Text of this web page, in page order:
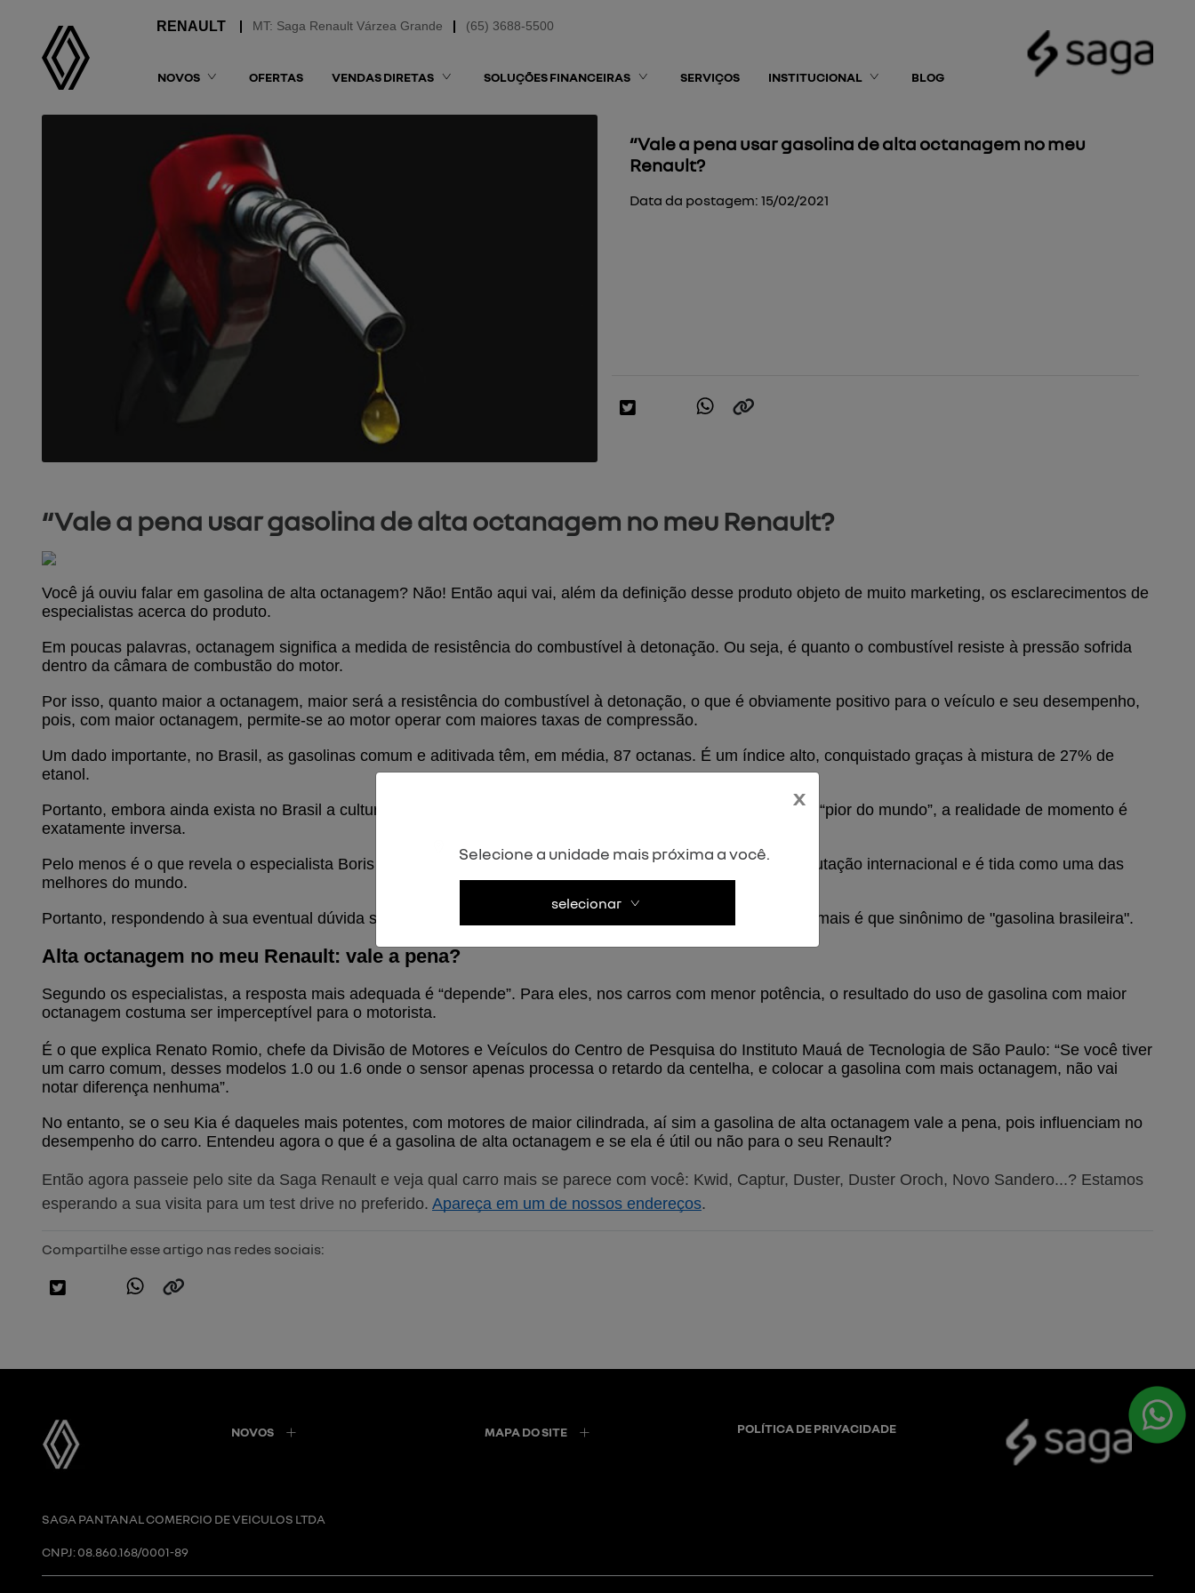
(65) 3688-5500
MT: Saga Renault Várzea Grande
NOVOS OFERTAS VENDAS DIRETAS SOLUÇÕES FINANCEIRAS SERVIÇOS INSTITUCIONAL BLOG
“Vale a pena usar gasolina de alta octanagem no meu
Renault?
Data da postagem: 15/02/2021
“Vale a pena usar gasolina de alta octanagem no meu Renault?
Você já ouviu falar em gasolina de alta octanagem? Não! Então aqui vai, além da definição desse produto objeto de muito marketing, os esclarecimentos de
especialistas acerca do produto.
Em poucas palavras, octanagem significa a medida de resistência do combustível à detonação. Ou seja, é quanto o combustível resiste à pressão sofrida
dentro da câmara de combustão do motor.
Por isso, quanto maior a octanagem, maior será a resistência do combustível à detonação, o que é obviamente positivo para o veículo e seu desempenho,
pois, com maior octanagem, permite-se ao motor operar com maiores taxas de compressão.
Um dado importante, no Brasil, as gasolinas comum e aditivada têm, em média, 87 octanas. É um índice alto, conquistado graças à mistura de 27% de
etanol.
Portanto, embora ainda exista no Brasil a cultura de maldizer a gasolina vendida no país, tachando-a como a “pior do mundo”, a realidade de momento é
exatamente inversa.
Pelo menos é o que revela o especialista Boris Feldman, que informa que a gasolina brasileira tem ótima reputação internacional e é tida como uma das
melhores do mundo.
Portanto, respondendo à sua eventual dúvida sobre o que é a tal gasolina de alta octanagem, bem, ela nada mais é que sinônimo de "gasolina brasileira".
Alta octanagem no meu Renault: vale a pena?
Segundo os especialistas, a resposta mais adequada é “depende”. Para eles, nos carros com menor potência, o resultado do uso de gasolina com maior
octanagem costuma ser imperceptível para o motorista.
É o que explica Renato Romio, chefe da Divisão de Motores e Veículos do Centro de Pesquisa do Instituto Mauá de Tecnologia de São Paulo: “Se você tiver
um carro comum, desses modelos 1.0 ou 1.6 onde o sensor apenas processa o retardo da centelha, e colocar a gasolina com mais octanagem, não vai
notar diferença nenhuma”.
No entanto, se o seu Kia é daqueles mais potentes, com motores de maior cilindrada, aí sim a gasolina de alta octanagem vale a pena, pois influenciam no
desempenho do carro. Entendeu agora o que é a gasolina de alta octanagem e se ela é útil ou não para o seu Renault?
Então agora passeie pelo site da Saga Renault e veja qual carro mais se parece com você: Kwid, Captur, Duster, Duster Oroch, Novo Sandero...? Estamos
esperando a sua visita para um test drive no preferido. Apareça em um de nossos endereços.
Compartilhe esse artigo nas redes sociais:
NOVOS MAPA DO SITE POLÍTICA DE PRIVACIDADE
SAGA PANTANAL COMERCIO DE VEICULOS LTDA
CNPJ: 08.860.168/0001-89
x
Selecione a unidade mais próxima a você.
selecionar